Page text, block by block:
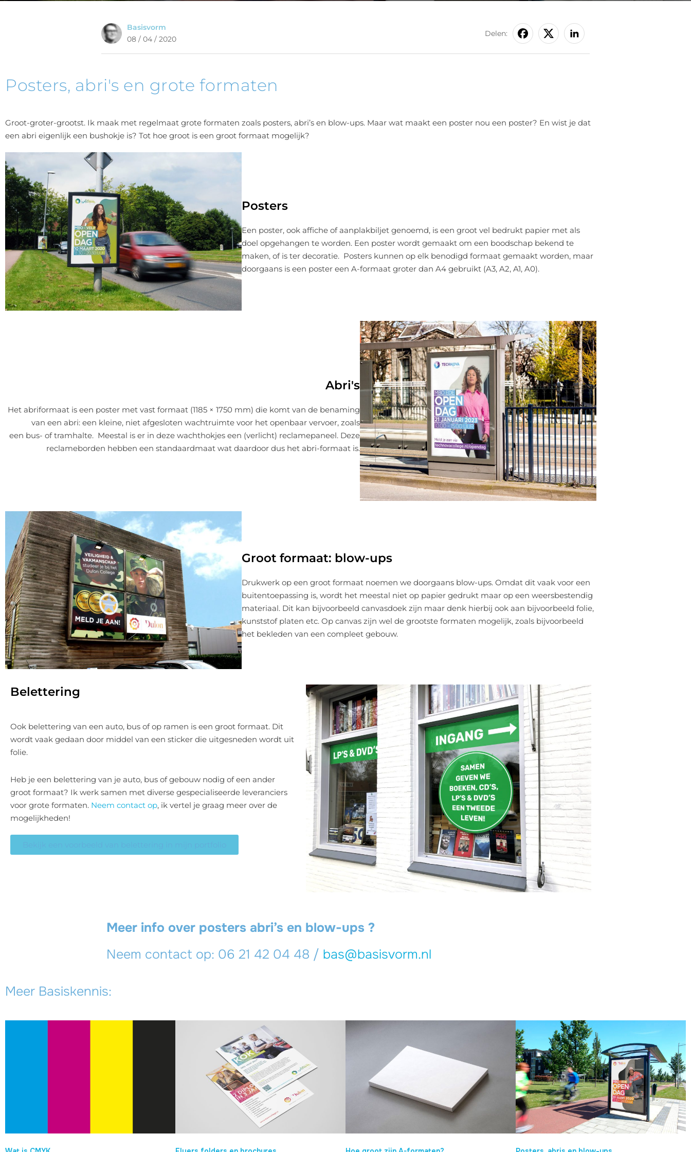
Basisvorm
08 / 04 / 2020
Delen:
Posters, abri's en grote formaten
Groot-groter-grootst. Ik maak met regelmaat grote formaten zoals posters, abri’s en blow-ups. Maar wat maakt een poster nou een poster? En wist je dat
een abri eigenlijk een bushokje is? Tot hoe groot is een groot formaat mogelijk?
Posters
Een poster, ook affiche of aanplakbiljet genoemd, is een groot vel bedrukt papier met als
doel opgehangen te worden. Een poster wordt gemaakt om een boodschap bekend te
maken, of is ter decoratie. Posters kunnen op elk benodigd formaat gemaakt worden, maar
doorgaans is een poster een A-formaat groter dan A4 gebruikt (A3, A2, A1, A0).
Abri's
Het abriformaat is een poster met vast formaat (1185 × 1750 mm) die komt van de benaming
van een abri: een kleine, niet afgesloten wachtruimte voor het openbaar vervoer, zoals
een bus- of tramhalte. Meestal is er in deze wachthokjes een (verlicht) reclamepaneel. Deze
reclameborden hebben een standaardmaat wat daardoor dus het abri-formaat is.
Groot formaat: blow-ups
Drukwerk op een groot formaat noemen we doorgaans blow-ups. Omdat dit vaak voor een
buitentoepassing is, wordt het meestal niet op papier gedrukt maar op een weersbestendig
materiaal. Dit kan bijvoorbeeld canvasdoek zijn maar denk hierbij ook aan bijvoorbeeld folie,
kunststof platen etc. Op canvas zijn wel de grootste formaten mogelijk, zoals bijvoorbeeld
het bekleden van een compleet gebouw.
Belettering
Ook belettering van een auto, bus of op ramen is een groot formaat. Dit
wordt vaak gedaan door middel van een sticker die uitgesneden wordt uit
folie.
Heb je een belettering van je auto, bus of gebouw nodig of een ander
groot formaat? Ik werk samen met diverse gespecialiseerde leveranciers
voor grote formaten. Neem contact op, ik vertel je graag meer over de
mogelijkheden!
Meer info over posters abri’s en blow-ups ?
Neem contact op: 06 21 42 04 48 / bas@basisvorm.nl
Meer Basiskennis: